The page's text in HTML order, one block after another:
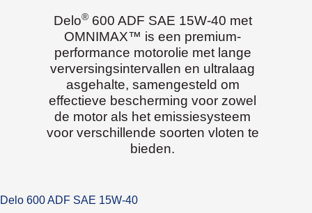
Delo®600 ADF SAE 15W-40 met
OMNIMAX™ is een premium-
performance motorolie met lange
verversingsintervallen en ultralaag
asgehalte, samengesteld om
effectieve bescherming voor zowel
de motor als het emissiesysteem
voor verschillende soorten vloten te
bieden.
Delo 600 ADF SAE 15W-40